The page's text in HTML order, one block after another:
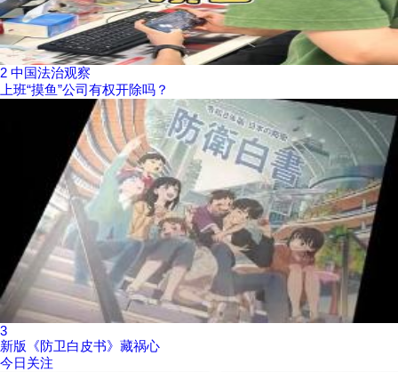
2 中国法治观察
上班“摸鱼”公司有权开除吗？
3
新版《防卫白皮书》藏祸心
今日关注